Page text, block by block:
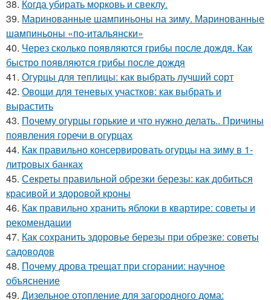
38. Когда убирать морковь и свеклу.
39. Маринованные шампиньоны на зиму. Маринованные
шампиньоны «по-итальянски»
40. Через сколько появляются грибы после дождя. Как
быстро появляются грибы после дождя
41. Огурцы для теплицы: как выбрать лучший сорт
42. Овощи для теневых участков: как выбрать и
вырастить
43. Почему огурцы горькие и что нужно делать.. Причины
появления горечи в огурцах
44. Как правильно консервировать огурцы на зиму в 1-
литровых банках
45. Секреты правильной обрезки березы: как добиться
красивой и здоровой кроны
46. Как правильно хранить яблоки в квартире: советы и
рекомендации
47. Как сохранить здоровье березы при обрезке: советы
садоводов
48. Почему дрова трещат при сгорании: научное
объяснение
49. Дизельное отопление для загородного дома: